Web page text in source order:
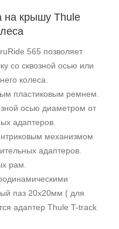
на крышу Thule
565 позволяет
со сквозной осью или
колеса.
пластиковым ремнем.
осью диаметром от
адаптеров.
механизмом
адаптеров.
рам.
паз 20х20мм ( для
адаптер Thule T-track